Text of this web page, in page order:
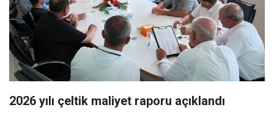
2026 yılı çeltik maliyet raporu açıklandı